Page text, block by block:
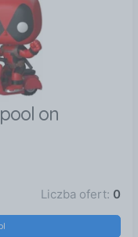
on
Liczba ofert: 0